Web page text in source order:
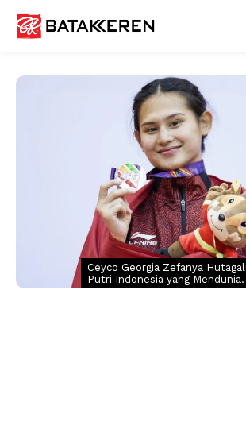
Ceyco Georgia Zefanya
Putri Indonesia yang Mendunia.